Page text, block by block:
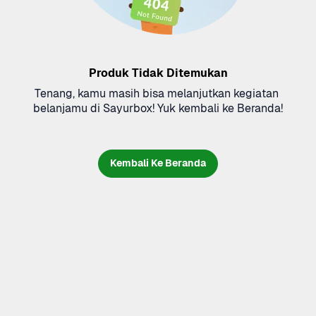
Produk Tidak Ditemukan
Tenang, kamu masih bisa melanjutkan kegiatan
belanjamu di Sayurbox! Yuk kembali ke Beranda!
Kembali Ke Beranda